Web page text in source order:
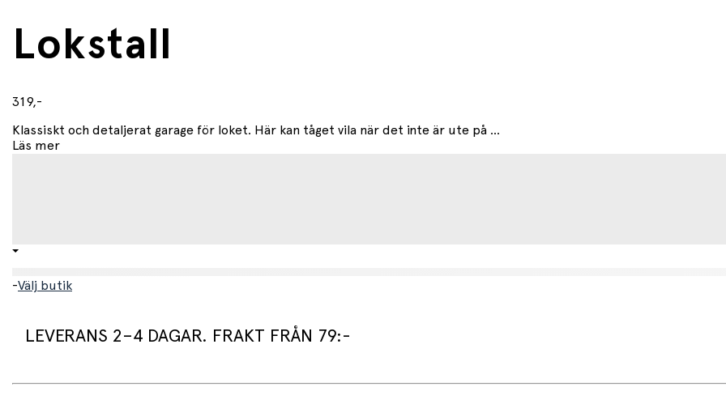
Lokstall
319,-
Klassiskt och detaljerat garage för loket. Här kan tåget vila när det inte är ute på ...
Läs mer
-Välj butik
LEVERANS 2–4 DAGAR. FRAKT FRÅN 79:-